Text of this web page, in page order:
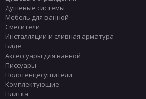
Душевые системы
Мебель для ванной
Смесители
Инсталляции и сливная арматура
Биде
Аксессуары для ванной
Писсуары
Полотенцесушители
Комплектующие
Плитка